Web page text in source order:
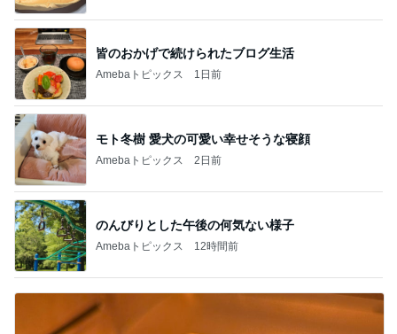
皆のおかげで続けられたブログ生活
Amebaトピックス 1日前
モト冬樹 愛犬の可愛い幸せそうな寝顔
Amebaトピックス 2日前
のんびりとした午後の何気ない様子
Amebaトピックス 12時間前